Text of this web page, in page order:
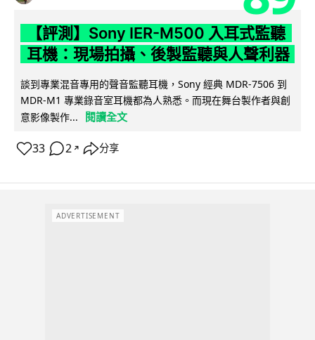
【評測】Sony IER-M500 入耳式監聽
耳機：現場拍攝、後製監聽與人聲利器
談到專業混音專用的聲音監聽耳機，Sony 經典 MDR-7506 到
MDR-M1 專業錄音室耳機都為人熟悉。而現在舞台製作者與創
意影像製作...
閱讀全文
33 2 ↗ 分享
ADVERTISEMENT